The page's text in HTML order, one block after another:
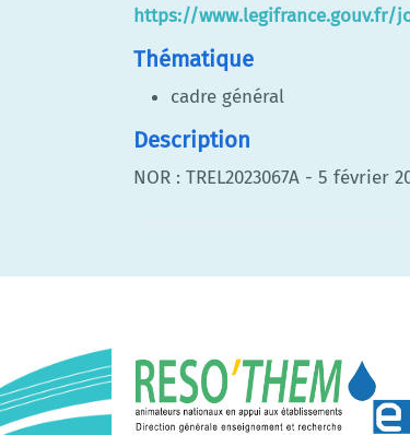
https://www.legifrance.gouv.fr/
Thématique
cadre général
Description
NOR : TREL2023067A - 5 février